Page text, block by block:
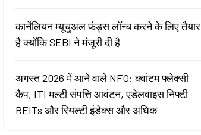
कार्नेलियन म्यूचुअल फंड्स लॉन्च करने के लिए तैयार
है क्योंकि SEBI ने मंजूरी दी है
अगस्त 2026 में आने वाले NFO: क्वांटम फ्लेक्सी
कैप, ITI मल्टी संपत्ति आवंटन, एडेलवाइस निफ्टी
REITs और रियल्टी इंडेक्स और अधिक